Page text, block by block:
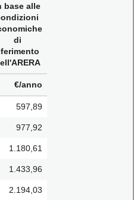
base alle
di
€/anno
597,89
977,92
1.180,61
1.433,96
2.194,03